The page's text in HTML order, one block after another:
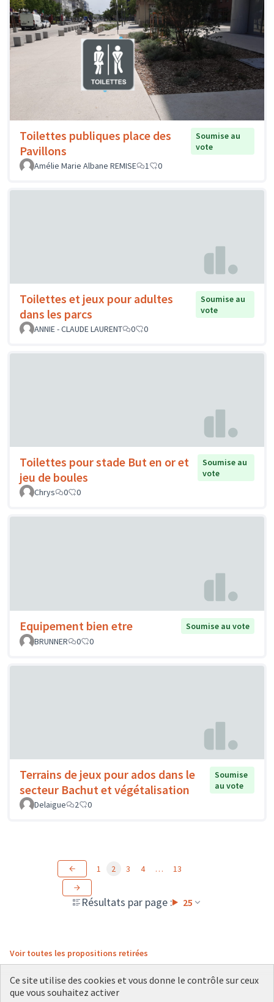
Toilettes publiques place des
Pavillons
Soumise au
vote
Amélie Marie Albane REMISE
1 0
Toilettes et jeux pour adultes
dans les parcs
Soumise au
vote
ANNIE - CLAUDE LAURENT
0 0
Toilettes pour stade But en or et
jeu de boules
Soumise au
vote
Chrys
0 0
Equipement bien etre
Soumise au vote
BRUNNER
0 0
Terrains de jeux pour ados dans le
secteur Bachut et végétalisation
Soumise
au vote
Delaigue
2 0
Résultats par page : 25
1 2 3 4 … 13
Voir toutes les propositions retirées
Ce site utilise des cookies et vous donne le contrôle sur ceux
que vous souhaitez activer